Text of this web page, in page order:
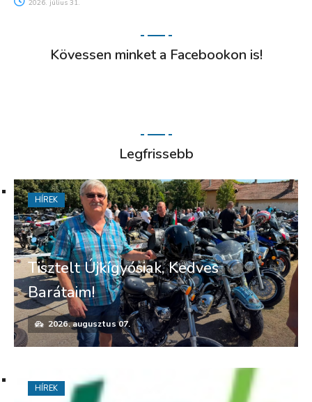
2026. július 31.
Kövessen minket a Facebookon is!
Legfrissebb
Tisztelt Újkígyósiak, Kedves
Barátaim!
2026. augusztus 07.
HÍREK
HÍREK